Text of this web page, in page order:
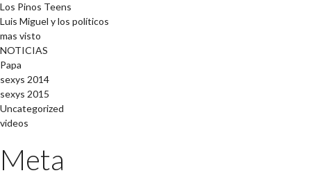
Los Pinos Teens
Luis Miguel y los políticos
mas visto
NOTICIAS
Papa
sexys 2014
sexys 2015
Uncategorized
videos
Meta